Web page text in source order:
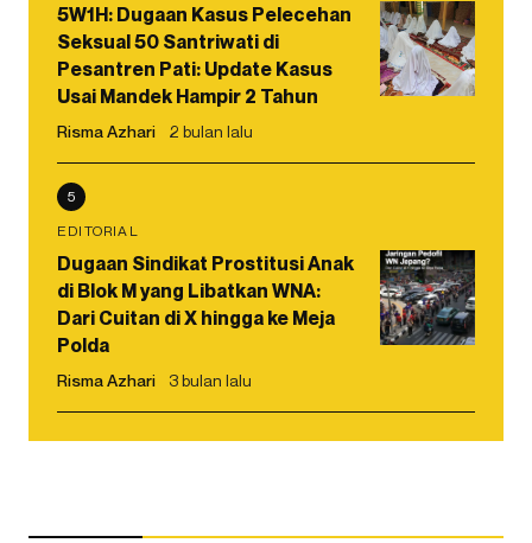
5W1H: Dugaan Kasus Pelecehan
Seksual 50 Santriwati di
Pesantren Pati: Update Kasus
Usai Mandek Hampir 2 Tahun
Risma Azhari 2 bulan lalu
5
EDITORIAL
Dugaan Sindikat Prostitusi Anak
di Blok M yang Libatkan WNA:
Dari Cuitan di X hingga ke Meja
Polda
Risma Azhari 3 bulan lalu